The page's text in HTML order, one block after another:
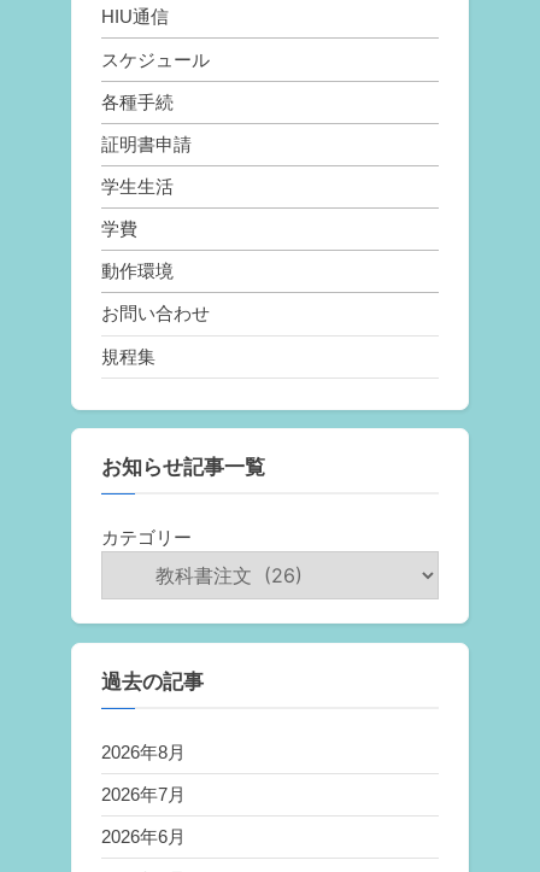
HIU通信
スケジュール
各種手続
証明書申請
学生生活
学費
動作環境
お問い合わせ
規程集
お知らせ記事一覧
カテゴリー
過去の記事
2026年8月
2026年7月
2026年6月